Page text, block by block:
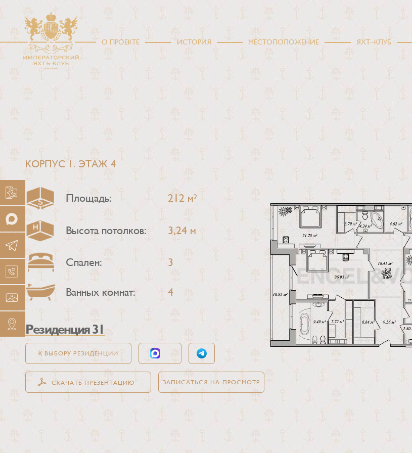
О ПРОЕКТЕ ИСТОРИЯ МЕСТОПОЛОЖЕНИЕ ЯХТ-КЛУБ
КОРПУС 1. ЭТАЖ 4
Площадь: 212 м2
Высота потолков: 3,24 м
Спален: 3
Ванных комнат: 4
Резиденция 31
К ВЫБОРУ РЕЗИДЕНЦИИ
СКАЧАТЬ ПРЕЗЕНТАЦИЮ ЗАПИСАТЬСЯ НА ПРОСМОТР